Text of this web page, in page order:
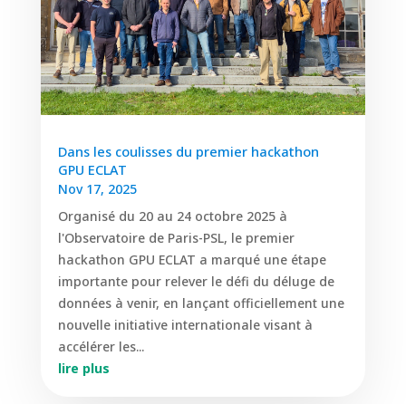
Dans les coulisses du premier hackathon
GPU ECLAT
Nov 17, 2025
Organisé du 20 au 24 octobre 2025 à
l'Observatoire de Paris-PSL, le premier
hackathon GPU ECLAT a marqué une étape
importante pour relever le défi du déluge de
données à venir, en lançant officiellement une
nouvelle initiative internationale visant à
accélérer les...
lire plus